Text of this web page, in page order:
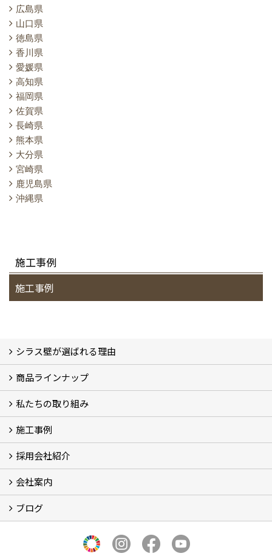
広島県
山口県
徳島県
香川県
愛媛県
高知県
福岡県
佐賀県
長崎県
熊本県
大分県
宮崎県
鹿児島県
沖縄県
施工事例
施工事例
シラス壁が選ばれる理由
シラスストーリー
こだわり
シラス壁の驚くべき性能
商品ラインナップ
一覧
内装仕上げ材
外装仕上げ材
舗装材
水性無機高分子系ハイブリッド型塗料
エコリフォーム
消臭壁紙
Q&A
資料PDF
私たちの取り組み
SDGs、GHGへの取り組み (2)
マグマシラス米
特別対談 (2)
高千穂シラス解説ムービー
研究プロジェクト (4)
プロジェクト (3)
施工事例
施工事例
お客様からのお便り
採用会社紹介
採用会社紹介
「鏝人の会」左官店のご紹介
会社案内
会社概要・沿革
代表の実績
製造紹介
ショールーム
アクセス
採用情報
バナーダウンロード
プライバシーポリシー
Takachiho Shirasu Global Site
LINE公式アカウント
ブログ